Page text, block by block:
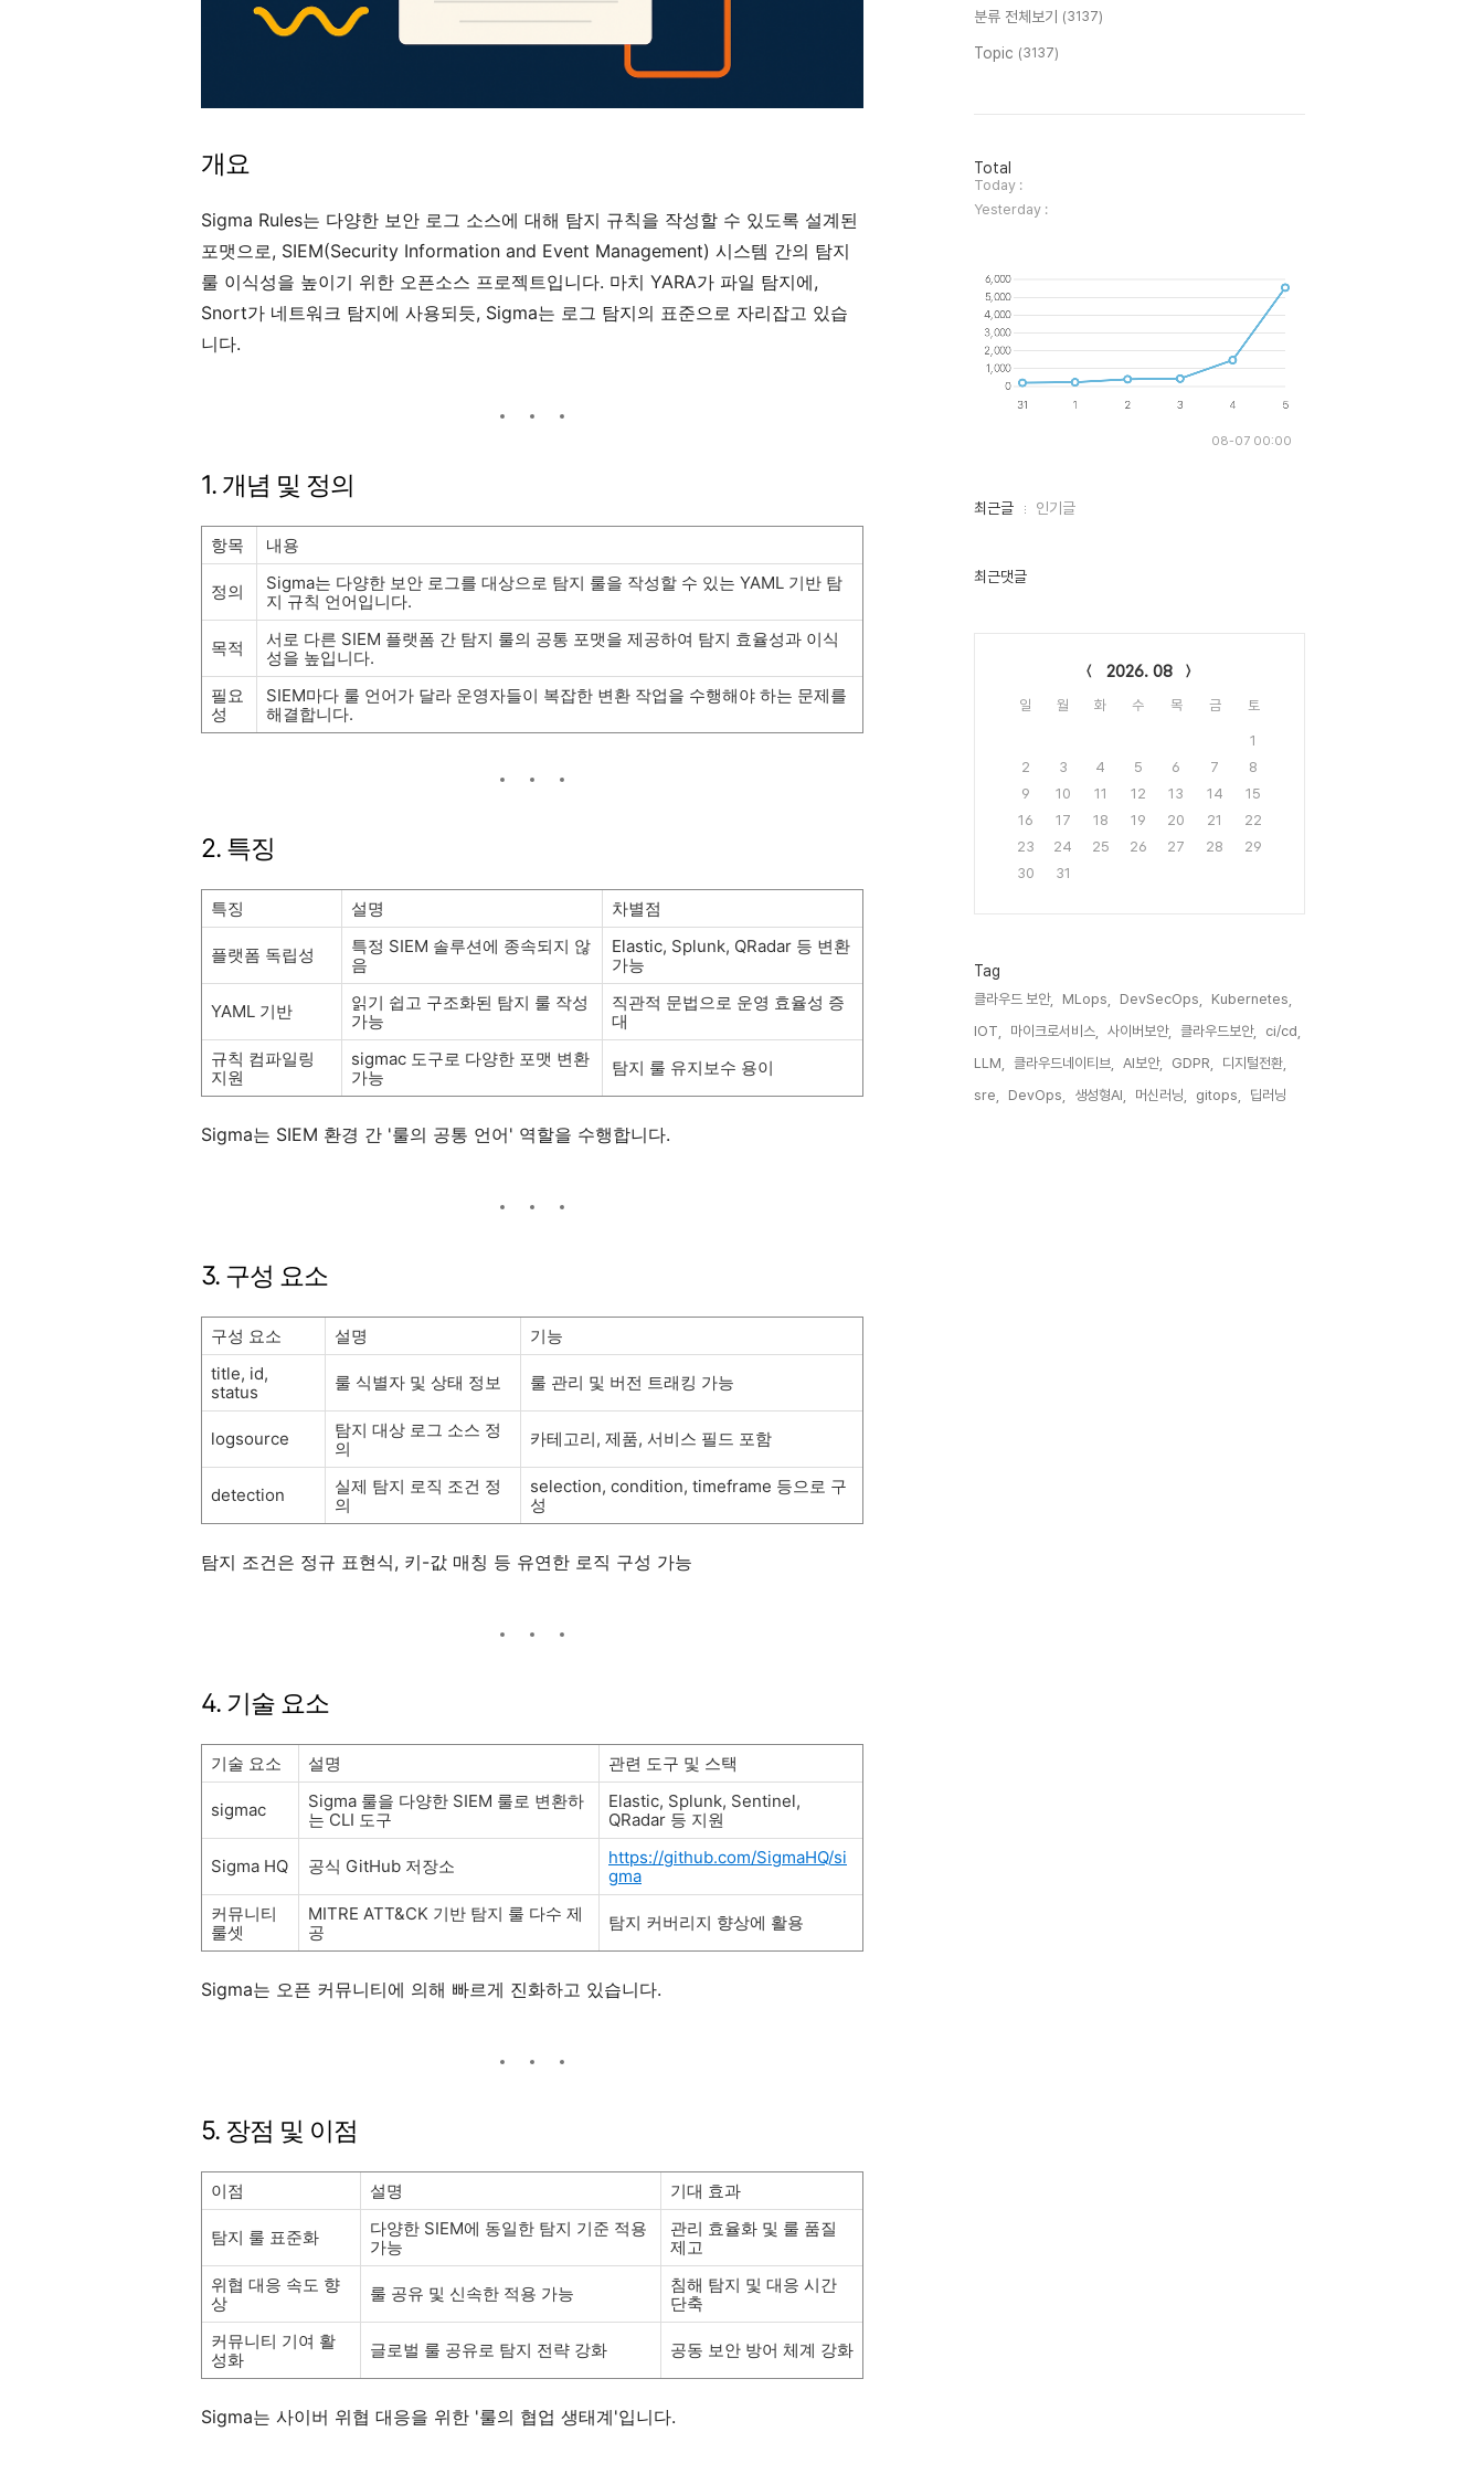
개요
Sigma Rules는 다양한 보안 로그 소스에 대해 탐지 규칙을 작성할 수 있도록 설계된
포맷으로, SIEM(Security Information and Event Management) 시스템 간의 탐지
룰 이식성을 높이기 위한 오픈소스 프로젝트입니다. 마치 YARA가 파일 탐지에,
Snort가 네트워크 탐지에 사용되듯, Sigma는 로그 탐지의 표준으로 자리잡고 있습
니다.
1. 개념 및 정의
항목 내용
정의
Sigma는 다양한 보안 로그를 대상으로 탐지 룰을 작성할 수 있는 YAML 기반 탐
지 규칙 언어입니다.
목적
서로 다른 SIEM 플랫폼 간 탐지 룰의 공통 포맷을 제공하여 탐지 효율성과 이식
성을 높입니다.
필요
성
SIEM마다 룰 언어가 달라 운영자들이 복잡한 변환 작업을 수행해야 하는 문제를
해결합니다.
2. 특징
특징 설명 차별점
플랫폼 독립성
특정 SIEM 솔루션에 종속되지 않
음
Elastic, Splunk, QRadar 등 변환
가능
YAML 기반
읽기 쉽고 구조화된 탐지 룰 작성
가능
직관적 문법으로 운영 효율성 증
대
규칙 컴파일링
지원
sigmac 도구로 다양한 포맷 변환
가능
탐지 룰 유지보수 용이
Sigma는 SIEM 환경 간 '룰의 공통 언어' 역할을 수행합니다.
3. 구성 요소
구성 요소 설명
기능
title, id,
status
룰 식별자 및 상태 정보 룰 관리 및 버전 트래킹 가능
logsource
탐지 대상 로그 소스 정
의
카테고리, 제품, 서비스 필드 포함
detection
실제 탐지 로직 조건 정
의
selection, condition, timeframe 등으로 구
성
탐지 조건은 정규 표현식, 키-값 매칭 등 유연한 로직 구성 가능
4. 기술 요소
기술 요소 설명 관련 도구 및 스택
sigmac
Sigma 룰을 다양한 SIEM 룰로 변환하
는 CLI 도구
Elastic, Splunk, Sentinel,
QRadar 등 지원
Sigma HQ 공식 GitHub 저장소
https://github.com/SigmaHQ/si
gma
커뮤니티
룰셋
MITRE ATT&CK 기반 탐지 룰 다수 제
공
탐지 커버리지 향상에 활용
Sigma는 오픈 커뮤니티에 의해 빠르게 진화하고 있습니다.
5. 장점 및 이점
이점 설명 기대 효과
탐지 룰 표준화
다양한 SIEM에 동일한 탐지 기준 적용
가능
관리 효율화 및 룰 품질
제고
위협 대응 속도 향
상
룰 공유 및 신속한 적용 가능
침해 탐지 및 대응 시간
단축
커뮤니티 기여 활
성화
글로벌 룰 공유로 탐지 전략 강화 공동 보안 방어 체계 강화
Sigma는 사이버 위협 대응을 위한 '룰의 협업 생태계'입니다.
분류 전체보기 (3137)
Topic (3137)
방
문
자
수
Total
Today :
Yesterday :
08-07 00:00
최
인
최근글 인기글
최근댓글
2026. 08
일 월 화 수 목 금 토
1
2
3 4 5 6 7
8
9
10 11 12 13 14
15
16
17 18 19 20 21
22
23
24 25 26 27 28
29
30
31
Tag
클라우드 보안, MLops, DevSecOps,
Kubernetes,
IOT,
마이크로서비스, 사이버보안, 클라우드보안,
ci/cd,
LLM,
클라우드네이티브, AI보안, GDPR,
디지털전환,
sre,
DevOps, 생성형AI, 머신러닝, gitops, 딥러닝,